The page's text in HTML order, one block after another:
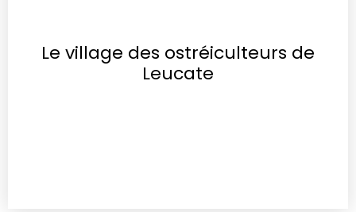
Le village des ostréiculteurs de
Leucate